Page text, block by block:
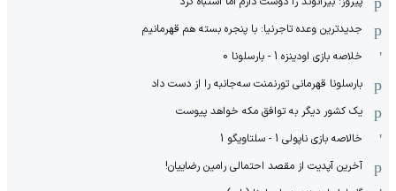
جدیدترین وعده تاجرنیا: با پنجره بسته هم قهرمانیم
خلاصه بازی اودینزه 1 - بارسلونا 0
بارسلونا قهرمانی تورنمنت سه‌جانبه را از دست داد
یک کشور دیگر به توافق مکه خواهد پیوست
خالاصه بازی ناپولی 1 - سلتاویگو 1
آخرین آپدیت از مقصد احتمالی رامین رضاییان!